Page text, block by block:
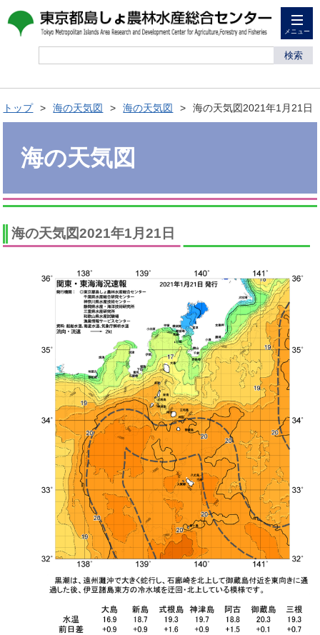
メニュー
検索
トップ 海の天気図 海の天気図 海の天気図2021年1月21日
海の天気図
海の天気図2021年1月21日